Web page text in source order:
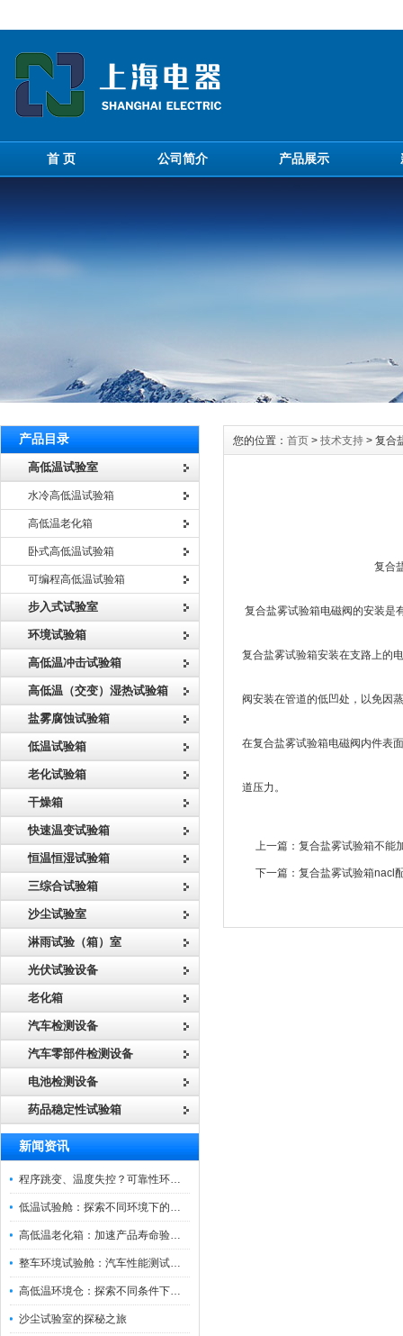
首 页 公司简介 产品展示
产品目录
高低温试验室
水冷高低温试验箱
高低温老化箱
卧式高低温试验箱
可编程高低温试验箱
步入式试验室
环境试验箱
高低温冲击试验箱
高低温（交变）湿热试验箱
盐雾腐蚀试验箱
低温试验箱
老化试验箱
干燥箱
快速温变试验箱
恒温恒湿试验箱
三综合试验箱
沙尘试验室
淋雨试验（箱）室
光伏试验设备
老化箱
汽车检测设备
汽车零部件检测设备
电池检测设备
药品稳定性试验箱
新闻资讯
程序跳变、温度失控？可靠性环境试验箱控制系统故障处理
低温试验舱：探索不同环境下的科技边界
高低温老化箱：加速产品寿命验证的可靠伙伴
整车环境试验舱：汽车性能测试的设备
高低温环境仓：探索不同条件下的科学奥秘
沙尘试验室的探秘之旅
您的位置： 首页 > 技术支持 > 复合
复合盐雾试验箱
复合盐雾试验箱电磁阀的安装是
复合盐雾试验箱安装在支路上的
阀安装在管道的低凹处，以免因
在复合盐雾试验箱电磁阀内件表
道压力。
上一篇： 复合盐雾试验箱不能
下一篇： 复合盐雾试验箱nacl